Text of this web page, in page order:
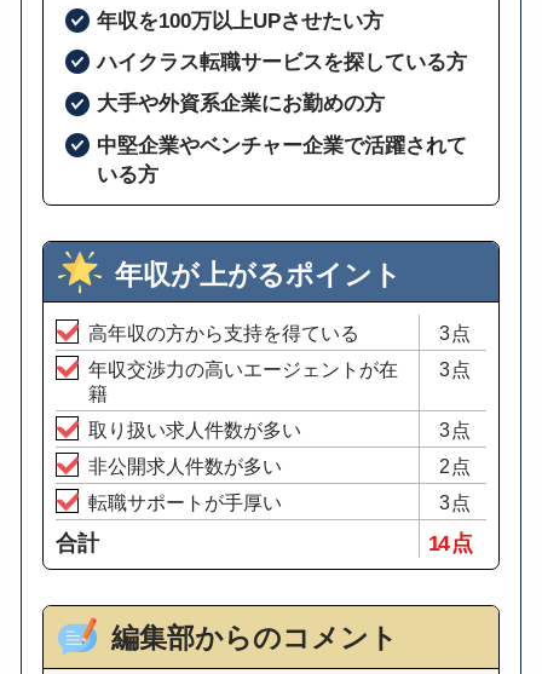
年収を100万以上UPさせたい方
ハイクラス転職サービスを探している方
大手や外資系企業にお勤めの方
中堅企業やベンチャー企業で活躍されて
いる方
年収が上がるポイント
高年収の方から支持を得ている
3点
年収交渉力の高いエージェントが在
籍
3点
取り扱い求人件数が多い
3点
非公開求人件数が多い
2点
転職サポートが手厚い
3点
合計 14 点
編集部からのコメント